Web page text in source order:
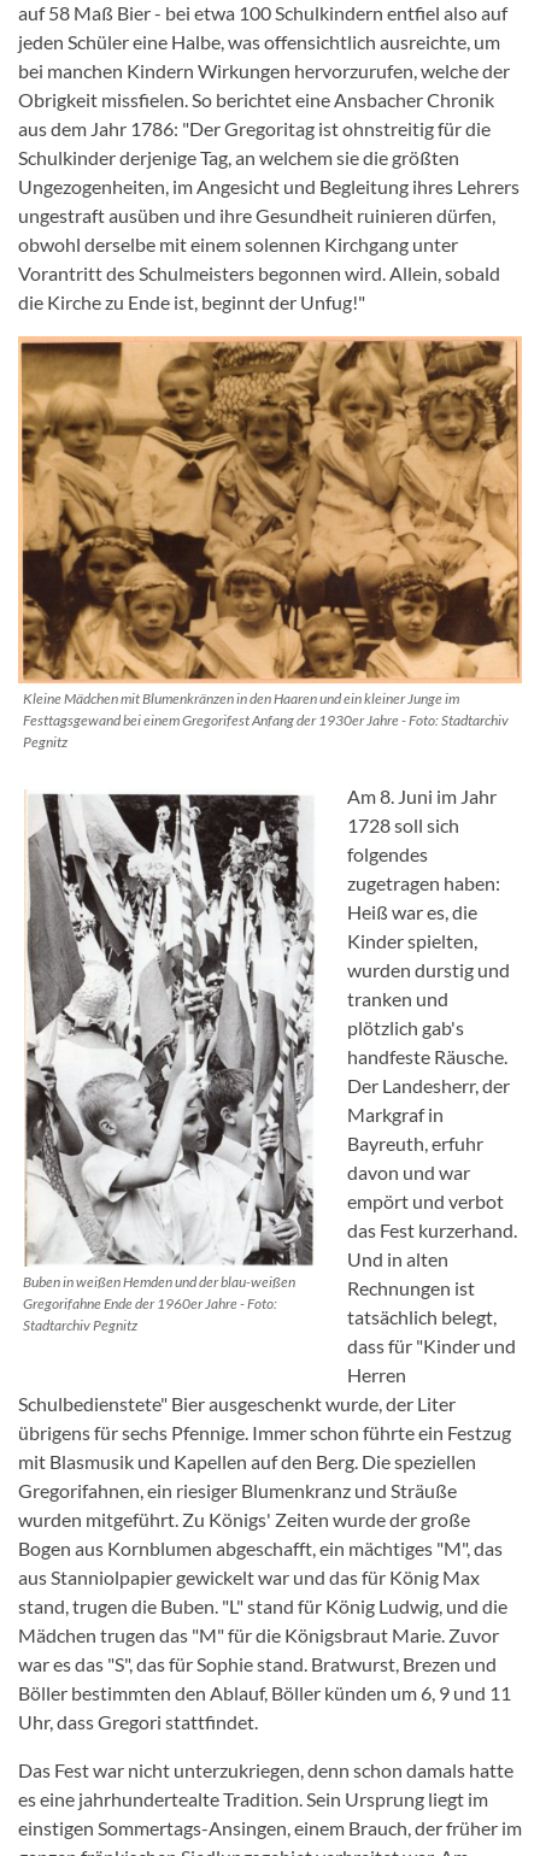
auf 58 Maß Bier - bei etwa 100 Schulkindern entfiel also auf
jeden Schüler eine Halbe, was offensichtlich ausreichte, um
bei manchen Kindern Wirkungen hervorzurufen, welche der
Obrigkeit missfielen. So berichtet eine Ansbacher Chronik
aus dem Jahr 1786: "Der Gregoritag ist ohnstreitig für die
Schulkinder derjenige Tag, an welchem sie die größten
Ungezogenheiten, im Angesicht und Begleitung ihres Lehrers
ungestraft ausüben und ihre Gesundheit ruinieren dürfen,
obwohl derselbe mit einem solennen Kirchgang unter
Vorantritt des Schulmeisters begonnen wird. Allein, sobald
die Kirche zu Ende ist, beginnt der Unfug!"
Kleine Mädchen mit Blumenkränzen in den Haaren und ein kleiner Junge im
Festtagsgewand bei einem Gregorifest Anfang der 1930er Jahre - Foto: Stadtarchiv
Pegnitz
Buben in weißen Hemden und der blau-weißen
Gregorifahne Ende der 1960er Jahre - Foto:
Stadtarchiv Pegnitz
Am 8. Juni im Jahr
1728 soll sich
folgendes
zugetragen haben:
Heiß war es, die
Kinder spielten,
wurden durstig und
tranken und
plötzlich gab's
handfeste Räusche.
Der Landesherr, der
Markgraf in
Bayreuth, erfuhr
davon und war
empört und verbot
das Fest kurzerhand.
Und in alten
Rechnungen ist
tatsächlich belegt,
dass für "Kinder und
Herren
Schulbedienstete" Bier ausgeschenkt wurde, der Liter
übrigens für sechs Pfennige. Immer schon führte ein Festzug
mit Blasmusik und Kapellen auf den Berg. Die speziellen
Gregorifahnen, ein riesiger Blumenkranz und Sträuße
wurden mitgeführt. Zu Königs' Zeiten wurde der große
Bogen aus Kornblumen abgeschafft, ein mächtiges "M", das
aus Stanniolpapier gewickelt war und das für König Max
stand, trugen die Buben. "L" stand für König Ludwig, und die
Mädchen trugen das "M" für die Königsbraut Marie. Zuvor
war es das "S", das für Sophie stand. Bratwurst, Brezen und
Böller bestimmten den Ablauf, Böller künden um 6, 9 und 11
Uhr, dass Gregori stattfindet.
Das Fest war nicht unterzukriegen, denn schon damals hatte
es eine jahrhundertealte Tradition. Sein Ursprung liegt im
einstigen Sommertags-Ansingen, einem Brauch, der früher im